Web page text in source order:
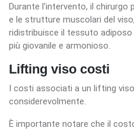
Durante l'intervento, il
e le strutture muscolari del
ridistribuisce il tessuto
più giovanile e armonioso.
Lifting viso costi
I costi associati a un lifting
considerevolmente.
È importante notare che il